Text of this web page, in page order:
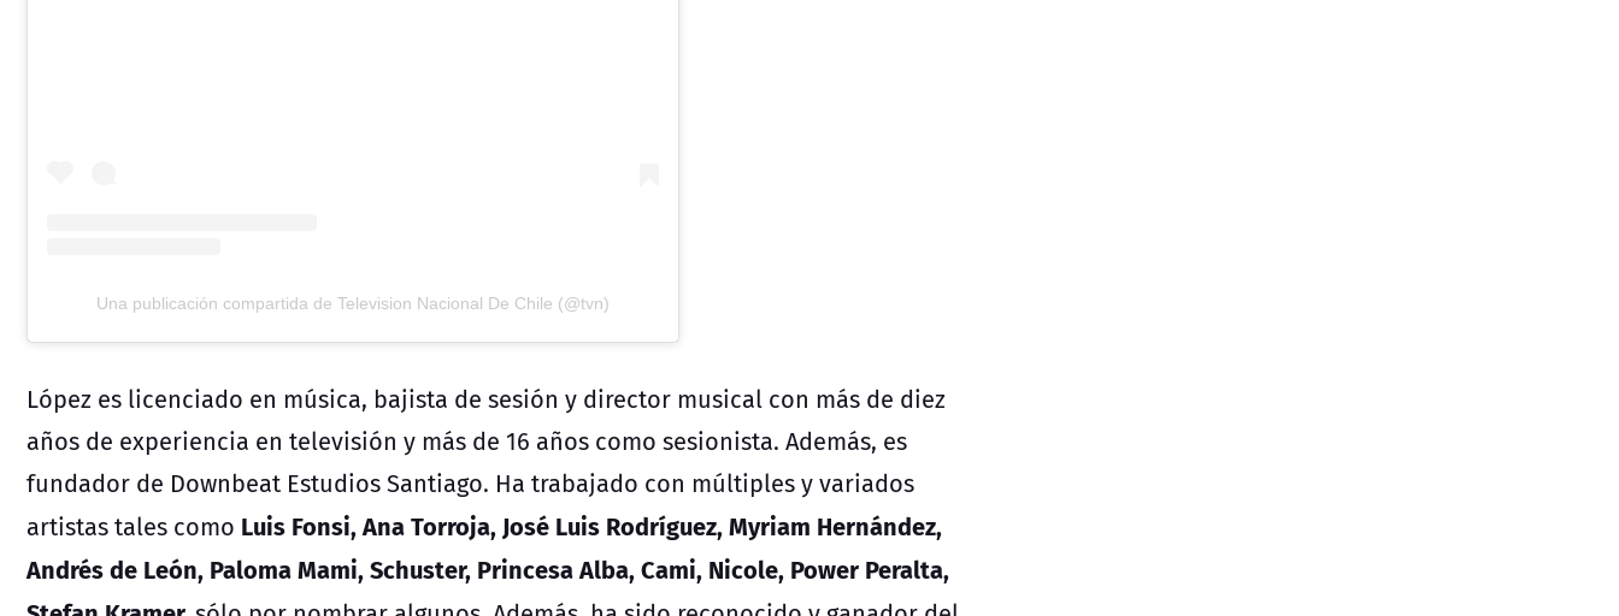
Una publicación compartida de Television Nacional De Chile (@tvn)
López es licenciado en música, bajista de sesión y director musical con más de diez
años de experiencia en televisión y más de 16 años como sesionista. Además, es
fundador de Downbeat Estudios Santiago. Ha trabajado con múltiples y variados
artistas tales como Luis Fonsi, Ana Torroja, José Luis Rodríguez, Myriam Hernández,
Andrés de León, Paloma Mami, Schuster, Princesa Alba, Cami, Nicole, Power Peralta,